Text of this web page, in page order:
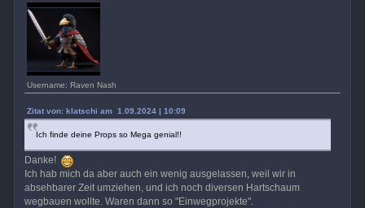
Username: Raven Nash
Zitat von: klatschi am 1.09.2024 | 10:09
Ich finde deine Props so Mega genial!!
Danke!
Ich hab mich da aber auch ein wenig ausgelassen, weil wir in
absehbarer Zeit umziehen, und ich noch diversen Hartschaum
wegbauen wollte. Waren dann so "Einwegprojekte".